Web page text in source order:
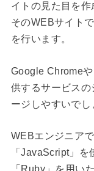
イトの見た目を
そのWEBサイト
を行います。
Google Chrome
供するサービスの
ージしやすいでし
WEBエンジニア
「JavaScript」